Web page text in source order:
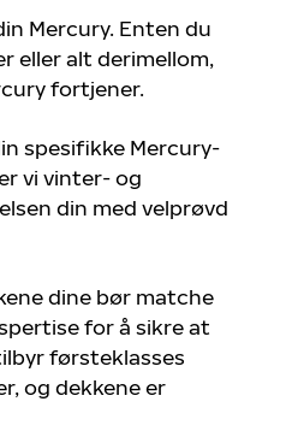
Mercury. Enten du
eller alt derimellom,
fortjener.
spesifikke Mercury-
vi vinter- og
din med velprøvd
dine bør matche
for å sikre at
førsteklasses
og dekkene er